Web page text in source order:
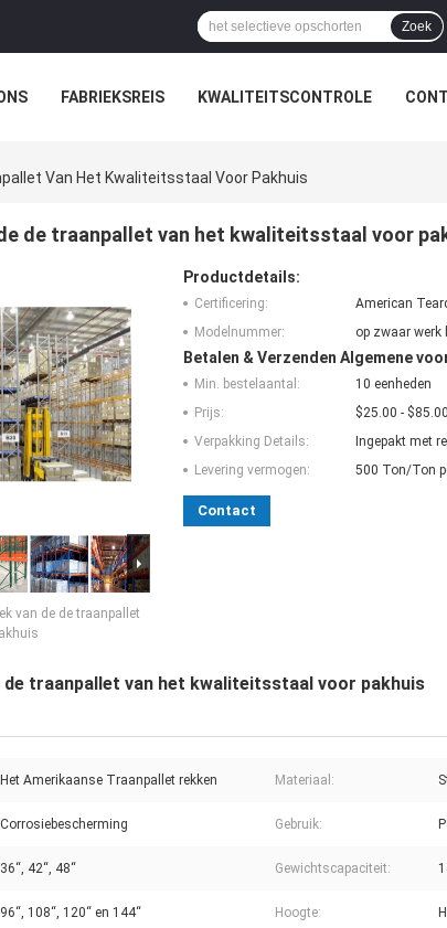
Zoek
FABRIEKSREIS KWALITEITSCONTROLE
Van Het Kwaliteitsstaal Voor Pakhuis
de traanpallet van het kwaliteitsstaal voor
van de de traanpallet
Productdetails:
Certificering:
American
Modelnummer:
op zwaar werk
Betalen & Verzenden Algemene
Min. bestelaantal:
10 eenheden
Prijs:
$25.00 -
Verpakking Details:
Ingepakt met
Levering vermogen:
500 Ton/Ton
Contact
de traanpallet van het kwaliteitsstaal voor pakhuis
Het Amerikaanse Traanpallet rekken Materiaal:
Corrosiebescherming Gebruik:
36“, 42“, 48“ Gewichtscapaciteit:
96“, 108“, 120“ en 144“ Hoogte: